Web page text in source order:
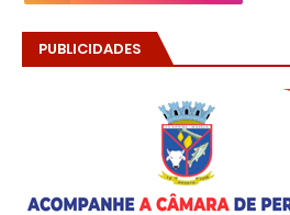
PUBLICIDADES